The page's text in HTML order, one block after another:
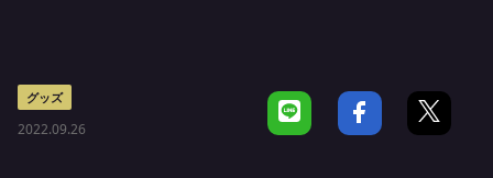
グッズ
2022.09.26